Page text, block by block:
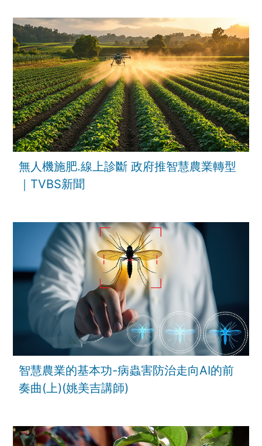
無人機施肥.線上診斷 政府推智慧農業轉型
｜TVBS新聞
智慧農業的基本功-病蟲害防治走向AI的前
奏曲(上)(姚美吉講師)